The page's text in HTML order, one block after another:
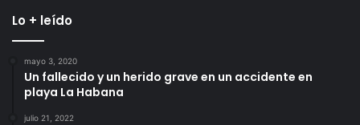
Lo + leído
mayo 3, 2020
Un fallecido y un herido grave en un accidente en
playa La Habana
julio 21, 2022